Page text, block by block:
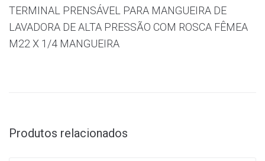
TERMINAL PRENSÁVEL PARA MANGUEIRA DE
LAVADORA DE ALTA PRESSÃO COM ROSCA FÊMEA
M22 X 1/4 MANGUEIRA
Produtos relacionados